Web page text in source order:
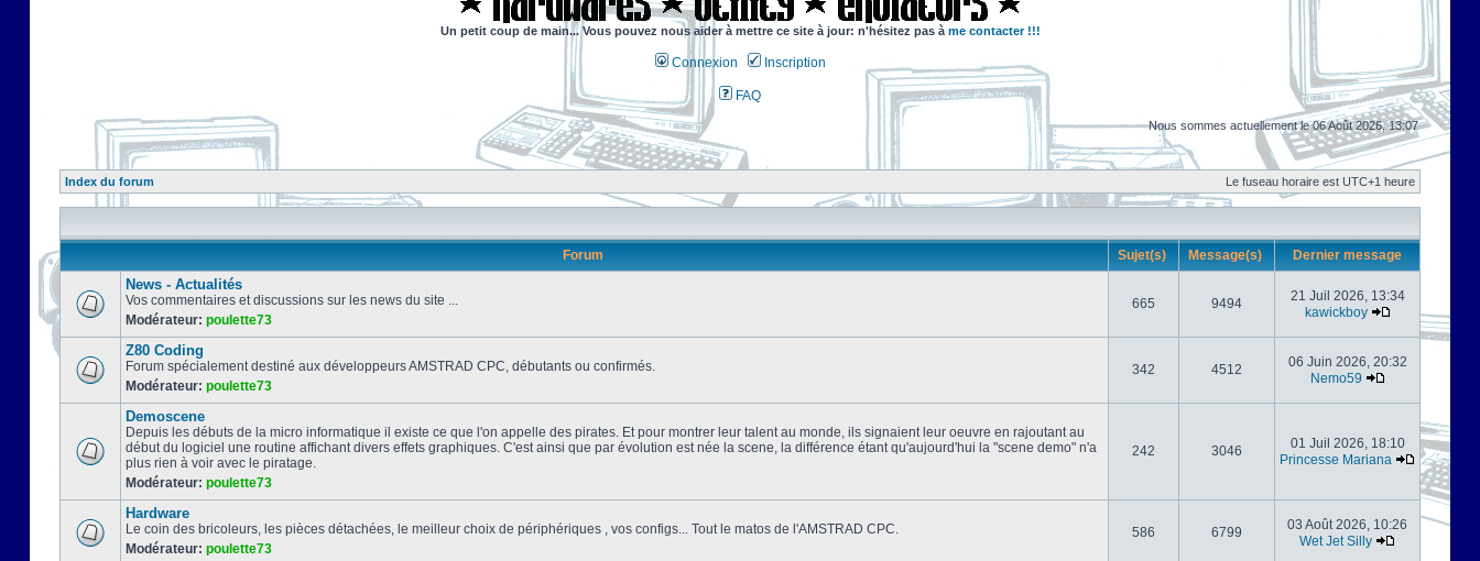
Un petit coup de main... Vous pouvez nous aider à mettre ce site à jour: n'hésitez pas à me contacter !!!
Connexion Inscription
FAQ
Nous sommes actuellement le 06 Août 2026, 13:07
Index du forum Le fuseau horaire est UTC+1 heure
Forum Sujet(s) Message(s) Dernier message
News - Actualités
Vos commentaires et discussions sur les news du site ...
Modérateur: poulette73
665 9494
21 Juil 2026, 13:34
kawickboy
Z80 Coding
Forum spécialement destiné aux développeurs AMSTRAD CPC, débutants ou confirmés.
Modérateur: poulette73
342 4512
06 Juin 2026, 20:32
Nemo59
Demoscene
Depuis les débuts de la micro informatique il existe ce que l'on appelle des pirates. Et pour montrer leur talent au monde, ils signaient leur oeuvre en rajoutant au
début du logiciel une routine affichant divers effets graphiques. C'est ainsi que par évolution est née la scene, la différence étant qu'aujourd'hui la "scene demo" n'a
plus rien à voir avec le piratage.
Modérateur: poulette73
242 3046
01 Juil 2026, 18:10
Princesse Mariana
Hardware
Le coin des bricoleurs, les pièces détachées, le meilleur choix de périphériques , vos configs... Tout le matos de l'AMSTRAD CPC.
Modérateur: poulette73
586 6799
03 Août 2026, 10:26
Wet Jet Silly